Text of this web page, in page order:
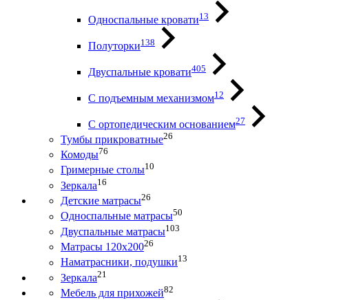
Односпальные кровати13
Полуторки138
Двуспальные кровати405
С подъемным механизмом12
С ортопедическим основанием27
Тумбы прикроватные26
Комоды76
Гримерные столы10
Зеркала16
Детские матрасы26
Односпальные матрасы50
Двуспальные матрасы103
Матрасы 120х20026
Наматрасники, подушки13
Зеркала21
Мебель для прихожей82